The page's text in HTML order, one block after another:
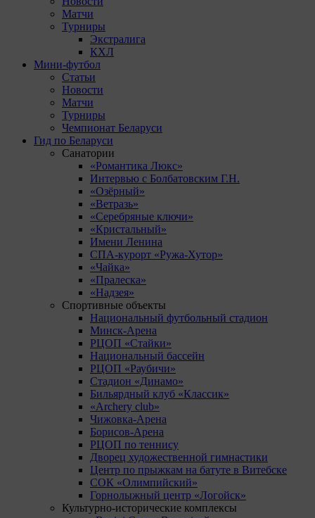
Матчи
Турниры
Экстралига
КХЛ
Мини-футбол
Статьи
Новости
Матчи
Турниры
Чемпионат Беларуси
Гид по Беларуси
Санатории
«Романтика Люкс»
Интервью с Болбатовским Г.Н.
«Озёрный»
«Ветразь»
«Серебряные ключи»
«Кристальный»
Имени Ленина
СПА-курорт «Ружа-Хутор»
«Чайка»
«Пралеска»
«Надзея»
Спортивные объекты
Национальный футбольный стадион
Минск-Арена
РЦОП «Стайки»
Национальный бассейн
РЦОП «Раубичи»
Стадион «Динамо»
Бильярдный клуб «Классик»
«Archery club»
Чижовка-Арена
Борисов-Арена
РЦОП по теннису
Дворец художественной гимнастики
Центр по прыжкам на батуте в Витебске
СОК «Олимпийский»
Горнолыжный центр «Логойск»
Культурно-исторические комплексы